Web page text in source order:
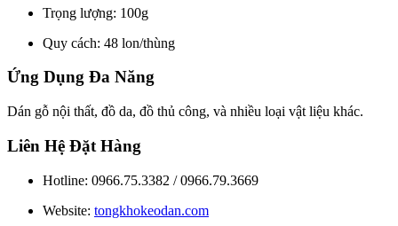
Trọng lượng: 100g
Quy cách: 48 lon/thùng
Ứng Dụng Đa Năng
Dán gỗ nội thất, đồ da, đồ thủ công, và nhiều loại vật liệu khác.
Liên Hệ Đặt Hàng
Hotline: 0966.75.3382 / 0966.79.3669
Website: tongkhokeodan.com